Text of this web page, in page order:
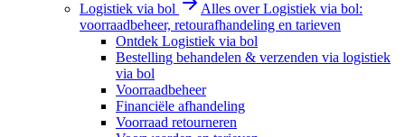
Logistiek via bol
Alles over Logistiek via bol:
voorraadbeheer, retourafhandeling en tarieven
Ontdek Logistiek via bol
Bestelling behandelen & verzenden via logistiek
via bol
Voorraadbeheer
Financiële afhandeling
Voorraad retourneren